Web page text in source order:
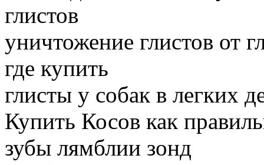
глистов
уничтожение глистов от
где купить
глисты у собак в легких
Купить Косов как
зубы лямблии зонд